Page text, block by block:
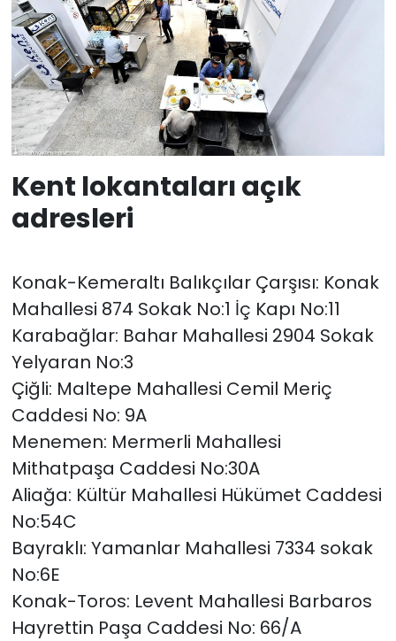
Kent lokantaları açık
adresleri
Konak-Kemeraltı Balıkçılar Çarşısı: Konak
Mahallesi 874 Sokak No:1 İç Kapı No:11
Karabağlar: Bahar Mahallesi 2904 Sokak
Yelyaran No:3
Çiğli: Maltepe Mahallesi Cemil Meriç
Caddesi No: 9A
Menemen: Mermerli Mahallesi
Mithatpaşa Caddesi No:30A
Aliağa: Kültür Mahallesi Hükümet Caddesi
No:54C
Bayraklı: Yamanlar Mahallesi 7334 sokak
No:6E
Konak-Toros: Levent Mahallesi Barbaros
Hayrettin Paşa Caddesi No: 66/A